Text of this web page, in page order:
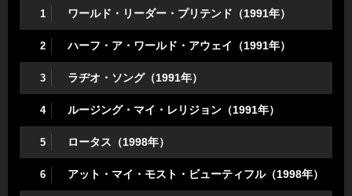
1 ワールド・リーダー・プリテンド（1991年）
2 ハーフ・ア・ワールド・アウェイ（1991年）
3 ラヂオ・ソング（1991年）
4 ルージング・マイ・レリジョン（1991年）
5 ロータス（1998年）
6 アット・マイ・モスト・ビューティフル（1998年）